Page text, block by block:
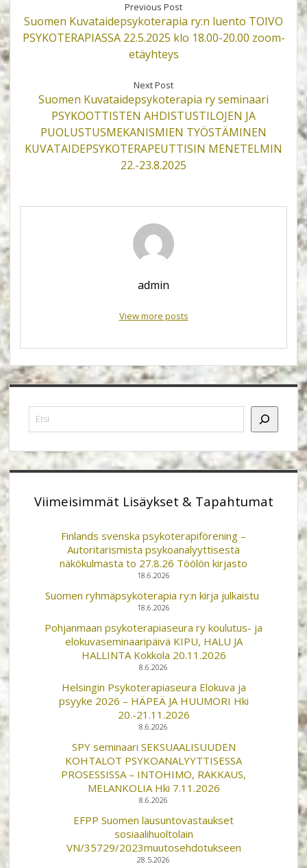
Previous Post
Suomen Kuvataidepsykoterapia ry:n luento TOIVO
PSYKOTERAPIASSA 22.5.2025 klo 18.00-20.00 zoom-
etäyhteys
Next Post
Suomen Kuvataidepsykoterapia ry seminaari
PSYKOOTTISTEN AHDISTUSTILOJEN JA
PUOLUSTUSMEKANISMIEN TYÖSTÄMINEN
KUVATAIDEPSYKOTERAPEUTTISIN MENETELMIN
22.-23.8.2025
admin
View more posts
Viimeisimmät Lisäykset & Tapahtumat
Finlands svenska psykoterapiförening –
Autoritarismista psykoanalyyttisestä
näkökulmasta to 27.8.26 Töölön kirjasto
18.6.2026
Suomen ryhmäpsykoterapia ry:n kirja julkaistu
18.6.2026
Pohjanmaan psykoterapiaseura ry koulutus- ja
elokuvaseminaaripäivä KIPU, HALU JA
HALLINTA Kokkola 20.11.2026
8.6.2026
Helsingin Psykoterapiaseura Elokuva ja
psyyke 2026 – HÄPEÄ JA HUUMORI Hki
20.-21.11.2026
8.6.2026
SPY seminaari SEKSUAALISUUDEN
KOHTALOT PSYKOANALYYTTISESSA
PROSESSISSA – INTOHIMO, RAKKAUS,
MELANKOLIA Hki 7.11.2026
8.6.2026
EFPP Suomen lausuntovastaukset
sosiaalihuoltolain
VN/35729/2023muutosehdotukseen
28.5.2026